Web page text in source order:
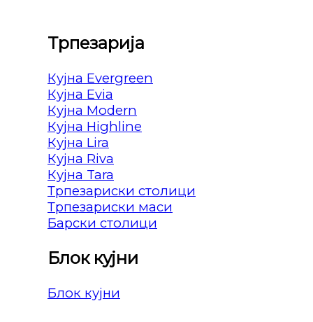
Трпезарија
Кујна Evergreen
Кујна Evia
Кујна Modern
Кујна Highline
Кујна Lira
Кујна Riva
Кујна Tara
Трпезариски столици
Трпезариски маси
Барски столици
Блок кујни
Блок кујни